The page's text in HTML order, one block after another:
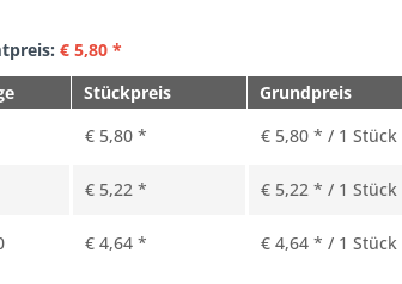
€5,80 *
Stückpreis
Grundpreis
€ 5,80 * € 5,80 * / 1 Stück
€ 5,22 * € 5,22 * / 1 Stück
€ 4,64 * € 4,64 * / 1 Stück